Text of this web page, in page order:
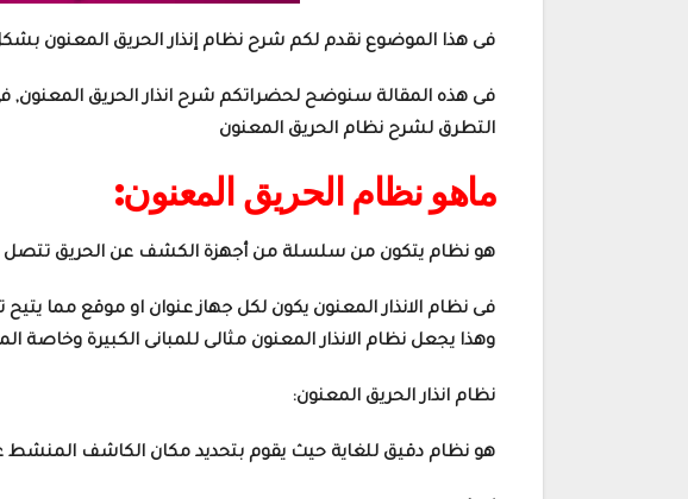
فى هذا الموضوع نقدم لكم شرح نظام إنذار الحريق المعنون
فى هذه المقالة سنوضح لحضراتكم شرح انذار الحريق المعنون,
التطرق لشرح نظام الحريق المعنون
ماهو نظام الحريق المعنون:
هو نظام يتكون من سلسلة من أجهزة الكشف عن الحريق تتصل
فى نظام الانذار المعنون يكون لكل جهاز عنوان او موقع مما
وهذا يجعل نظام الانذار المعنون مثالى للمبانى الكبيرة وخاصة
نظام انذار الحريق المعنون:
هو نظام دقيق للغاية حيث يقوم بتحديد مكان الكاشف